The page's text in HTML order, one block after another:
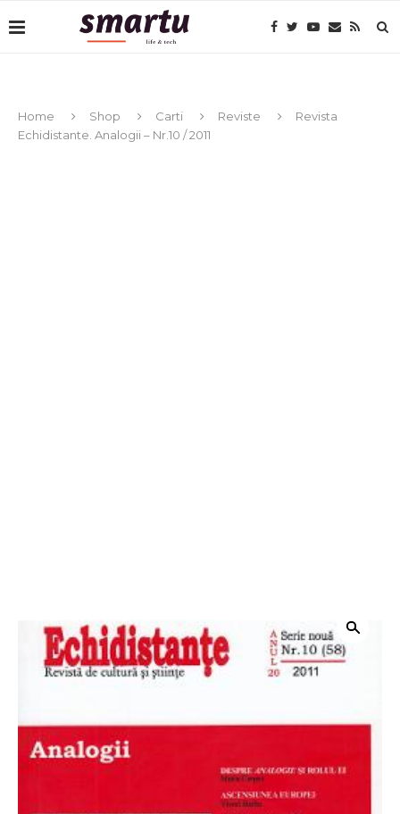
Home Shop Carti Reviste
Revista
Echidistante. Analogii – Nr.10 / 2011